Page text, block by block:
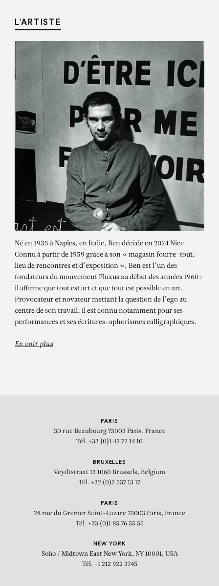
L’ARTISTE
Né en 1935 à Naples, en Italie, Ben décède en 2024 Nice.
Connu à partir de 1959 grâce à son « magasin fourre-tout,
lieu de rencontres et d’exposition », Ben est l’un des
fondateurs du mouvement Fluxus au début des années 1960 :
il affirme que tout est art et que tout est possible en art.
Provocateur et novateur mettant la question de l’ego au
centre de son travail, il est connu notamment pour ses
performances et ses écritures-aphorismes calligraphiques.
En voir plus
PARIS
30 rue Beaubourg 75003 Paris, France
Tél. +33 (0)1 42 72 14 10
BRUXELLES
Veydtstraat 13 1060 Brussels, Belgium
Tél. +32 (0)2 537 13 17
PARIS
28 rue du Grenier Saint-Lazare 75003 Paris, France
Tél. +33 (0)1 85 76 55 55
NEW YORK
Soho / Midtown East New York, NY 10001, USA
Tél. +1 212 922 3745